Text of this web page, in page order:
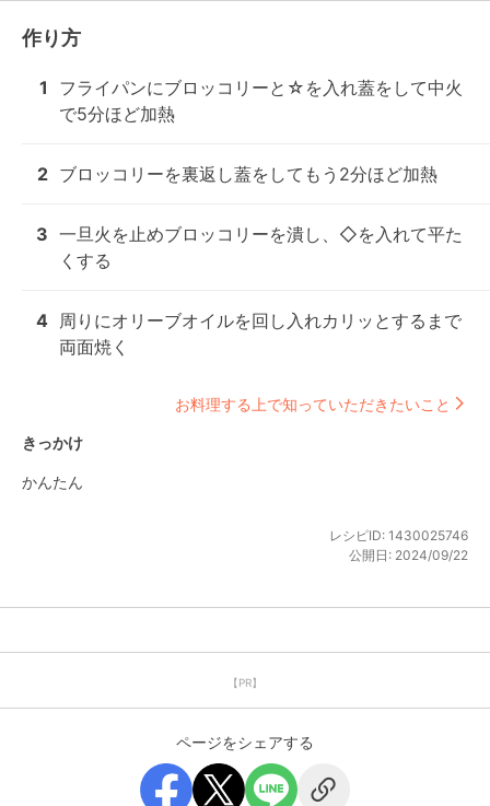
作り方
1
フライパンにブロッコリーと☆を入れ蓋をして中火
で5分ほど加熱
2 ブロッコリーを裏返し蓋をしてもう2分ほど加熱
3 一旦火を止めブロッコリーを潰し、◇を入れて平た
くする
4
周りにオリーブオイルを回し入れカリッとするまで
両面焼く
お料理する上で知っていただきたいこと
きっかけ
かんたん
レシピID: 1430025746
公開日: 2024/09/22
【PR】
ページをシェアする